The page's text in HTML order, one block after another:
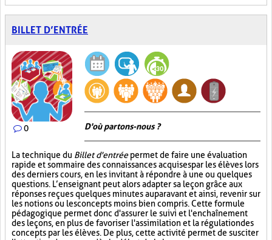
BILLET D’ENTRÉE
0 D'où partons-nous ?
La technique du Billet d'entréepermet de faire une évaluation
rapide et sommaire des connaissances acquises par les élèves lors
des derniers cours, en les invitant à répondre à une ou quelques
questions. L’enseignant peut alors adapter sa leçon grâce aux
réponses reçues quelques minutes auparavant et ainsi, revenir sur
les notions ou les concepts moins bien compris. Cette formule
pédagogique permet donc d'assurer le suivi et l'enchaînement
des leçons, en plus de favoriser l'assimilation et la régulation des
concepts par les élèves. De plus, cette activité permet de susciter